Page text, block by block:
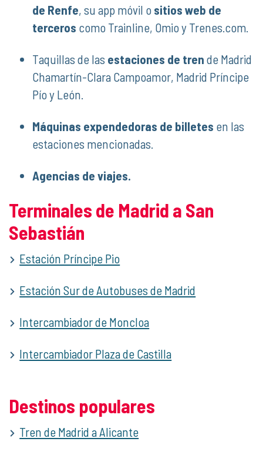
de Renfe, su app móvil o sitios web de
terceros como Trainline, Omio y Trenes.com.
Taquillas de las estaciones de tren de Madrid
Chamartín-Clara Campoamor, Madrid Príncipe
Pío y León.
Máquinas expendedoras de billetes en las
estaciones mencionadas.
Agencias de viajes.
Terminales de Madrid a San
Sebastián
Estación Príncipe Pio
Estación Sur de Autobuses de Madrid
Intercambiador de Moncloa
Intercambiador Plaza de Castilla
Destinos populares
Tren de Madrid a Alicante